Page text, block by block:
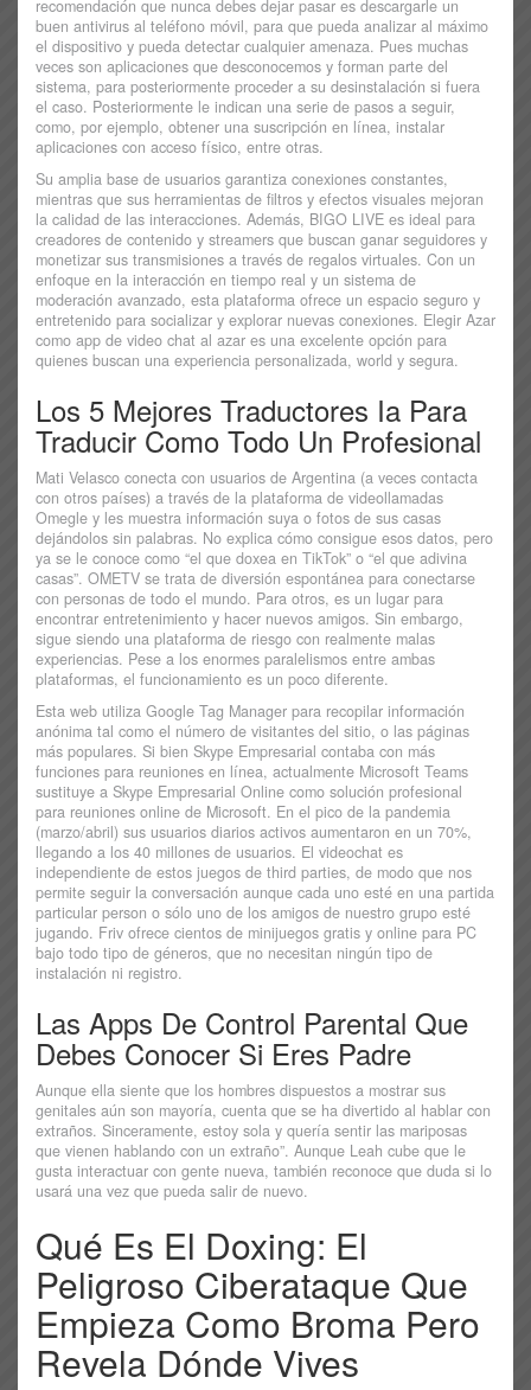
recomendación que nunca debes dejar pasar es descargarle un
buen antivirus al teléfono móvil, para que pueda analizar al máximo
el dispositivo y pueda detectar cualquier amenaza. Pues muchas
veces son aplicaciones que desconocemos y forman parte del
sistema, para posteriormente proceder a su desinstalación si fuera
el caso. Posteriormente le indican una serie de pasos a seguir,
como, por ejemplo, obtener una suscripción en línea, instalar
aplicaciones con acceso físico, entre otras.
Su amplia base de usuarios garantiza conexiones constantes,
mientras que sus herramientas de filtros y efectos visuales mejoran
la calidad de las interacciones. Además, BIGO LIVE es ideal para
creadores de contenido y streamers que buscan ganar seguidores y
monetizar sus transmisiones a través de regalos virtuales. Con un
enfoque en la interacción en tiempo real y un sistema de
moderación avanzado, esta plataforma ofrece un espacio seguro y
entretenido para socializar y explorar nuevas conexiones. Elegir Azar
como app de video chat al azar es una excelente opción para
quienes buscan una experiencia personalizada, world y segura.
Los 5 Mejores Traductores Ia Para
Traducir Como Todo Un Profesional
Mati Velasco conecta con usuarios de Argentina (a veces contacta
con otros países) a través de la plataforma de videollamadas
Omegle y les muestra información suya o fotos de sus casas
dejándolos sin palabras. No explica cómo consigue esos datos, pero
ya se le conoce como “el que doxea en TikTok” o “el que adivina
casas”. OMETV se trata de diversión espontánea para conectarse
con personas de todo el mundo. Para otros, es un lugar para
encontrar entretenimiento y hacer nuevos amigos. Sin embargo,
sigue siendo una plataforma de riesgo con realmente malas
experiencias. Pese a los enormes paralelismos entre ambas
plataformas, el funcionamiento es un poco diferente.
Esta web utiliza Google Tag Manager para recopilar información
anónima tal como el número de visitantes del sitio, o las páginas
más populares. Si bien Skype Empresarial contaba con más
funciones para reuniones en línea, actualmente Microsoft Teams
sustituye a Skype Empresarial Online como solución profesional
para reuniones online de Microsoft. En el pico de la pandemia
(marzo/abril) sus usuarios diarios activos aumentaron en un 70%,
llegando a los 40 millones de usuarios. El videochat es
independiente de estos juegos de third parties, de modo que nos
permite seguir la conversación aunque cada uno esté en una partida
particular person o sólo uno de los amigos de nuestro grupo esté
jugando. Friv ofrece cientos de minijuegos gratis y online para PC
bajo todo tipo de géneros, que no necesitan ningún tipo de
instalación ni registro.
Las Apps De Control Parental Que
Debes Conocer Si Eres Padre
Aunque ella siente que los hombres dispuestos a mostrar sus
genitales aún son mayoría, cuenta que se ha divertido al hablar con
extraños. Sinceramente, estoy sola y quería sentir las mariposas
que vienen hablando con un extraño”. Aunque Leah cube que le
gusta interactuar con gente nueva, también reconoce que duda si lo
usará una vez que pueda salir de nuevo.
Qué Es El Doxing: El
Peligroso Ciberataque Que
Empieza Como Broma Pero
Revela Dónde Vives